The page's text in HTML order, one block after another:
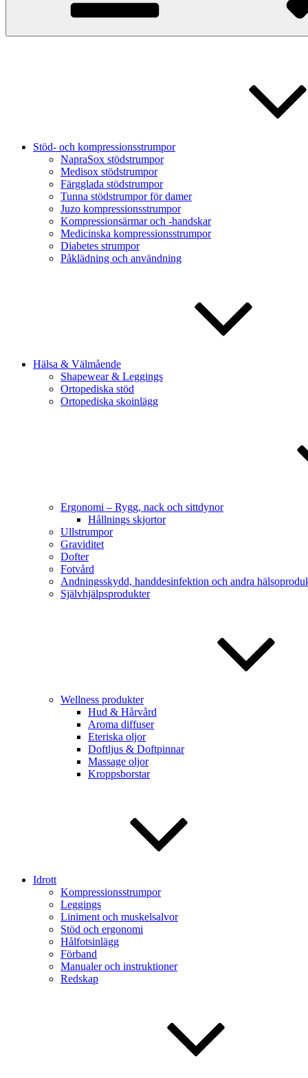
Stöd- och kompressionsstrumpor
NapraSox stödstrumpor
Medisox stödstrumpor
Färgglada stödstrumpor
Tunna stödstrumpor för damer
Juzo kompressionsstrumpor
Kompressionsärmar och -handskar
Medicinska kompressionsstrumpor
Diabetes strumpor
Påklädning och användning
Hälsa & Välmående
Shapewear & Leggings
Ortopediska stöd
Ortopediska skoinlägg
Ergonomi – Rygg, nack och sittdynor
Hållnings skjortor
Ullstrumpor
Graviditet
Dofter
Fotvård
Andningsskydd, handdesinfektion och andra
Självhjälpsprodukter
Wellness produkter
Hud & Hårvård
Aroma diffuser
Eteriska oljor
Doftljus & Doftpinnar
Massage oljor
Kroppsborstar
Idrott
Kompressionsstrumpor
Leggings
Liniment och muskelsalvor
Stöd och ergonomi
Hålfotsinlägg
Förband
Manualer och instruktioner
Redskap